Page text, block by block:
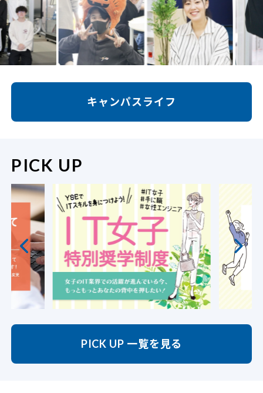
キャンパスライフ
PICK UP
PICK UP 一覧を見る